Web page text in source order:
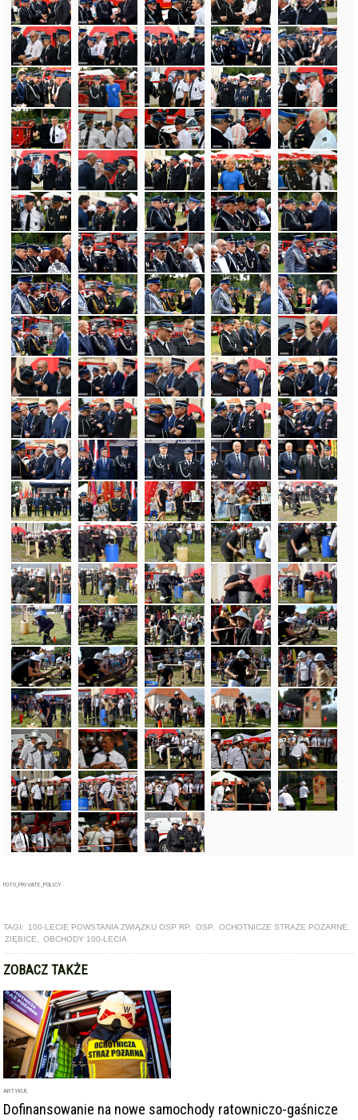
FOTO_PRIVATE_POLICY
TAGI: 100-LECIE POWSTANIA ZWIĄZKU OSP RP OSP OCHOTNICZE STRAŻE POŻARNE
ZIĘBICE
OBCHODY 100-LECIA
ZOBACZ TAKŻE
ARTYKUŁ
Dofinansowanie na nowe samochody ratowniczo-gaśnicze